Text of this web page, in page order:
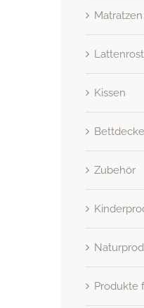
Matratzen
Kissen
Zubehör
Produkte